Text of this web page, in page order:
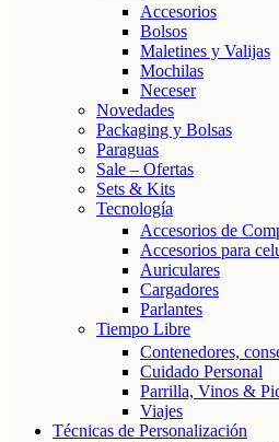
Accesorios
Bolsos
Maletines y Valijas
Mochilas
Neceser
Novedades
Packaging y Bolsas
Paraguas
Sale – Ofertas
Sets & Kits
Tecnología
Accesorios de
Accesorios para
Auriculares
Cargadores
Parlantes
Tiempo Libre
Contenedores,
Cuidado Personal
Parrilla, Vinos &
Viajes
Técnicas de Personalización